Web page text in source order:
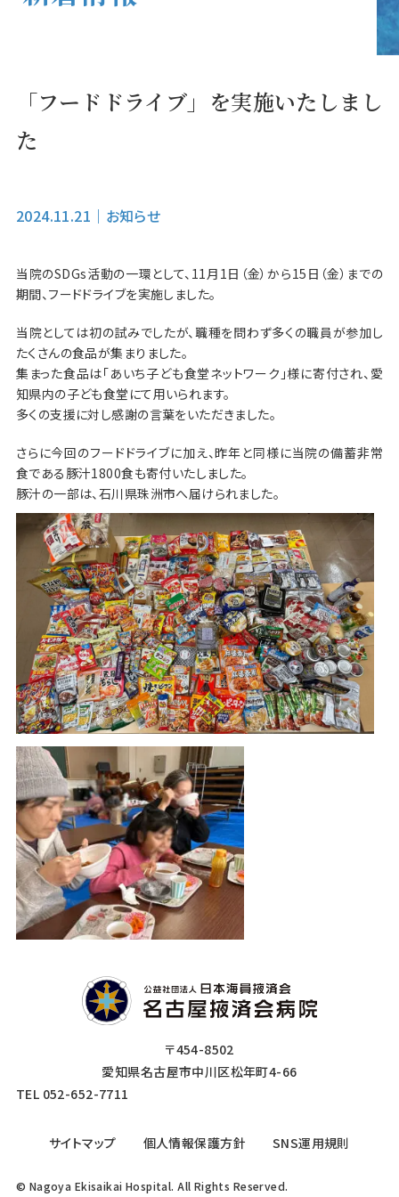
「フードドライブ」を実施いたしまし
た
2024.11.21 ｜ お知らせ
当院のSDGs活動の一環として、11月1日（金）から15日（金）までの
期間、フードドライブを実施しました。
当院としては初の試みでしたが、職種を問わず多くの職員が参加し
たくさんの食品が集まりました。
集まった食品は「あいち子ども食堂ネットワーク」様に寄付され、愛
知県内の子ども食堂にて用いられます。
多くの支援に対し感謝の言葉をいただきました。
さらに今回のフードドライブに加え、昨年と同様に当院の備蓄非常
食である豚汁1800食も寄付いたしました。
豚汁の一部は、石川県珠洲市へ届けられました。
〒454-8502
愛知県名古屋市中川区松年町4-66
TEL 052-652-7711
サイトマップ 個人情報保護方針 SNS運用規則
© Nagoya Ekisaikai Hospital. All Rights Reserved.